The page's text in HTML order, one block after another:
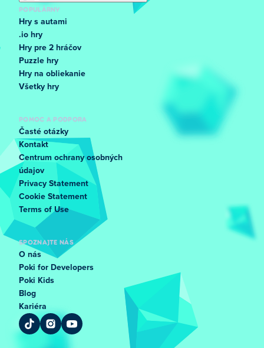
POPULÁRNY
Hry s autami
.io hry
Hry pre 2 hráčov
Puzzle hry
Hry na obliekanie
Všetky hry
POMOC A PODPORA
Časté otázky
Kontakt
Centrum ochrany osobných
údajov
Privacy Statement
Cookie Statement
Terms of Use
SPOZNAJTE NÁS
O nás
Poki for Developers
Poki Kids
Blog
Kariéra